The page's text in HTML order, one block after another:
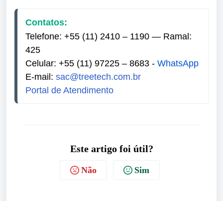
Contatos:
Telefone: +55 (11) 2410 – 1190 — Ramal:
425
Celular: +55 (11) 97225 – 8683 - WhatsApp
E-mail: sac@treetech.com.br
Portal de Atendimento
Este artigo foi útil?
Não Sim